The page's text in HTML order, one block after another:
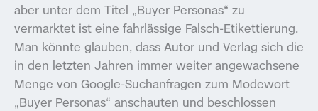
aber unter dem Titel „Buyer Personas“ zu
vermarktet ist eine fahrlässige Falsch-Etikettierung.
Man könnte glauben, dass Autor und Verlag sich die
in den letzten Jahren immer weiter angewachsene
Menge von Google-Suchanfragen zum Modewort
„Buyer Personas“ anschauten und beschlossen